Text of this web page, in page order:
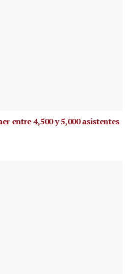
entre 4,500 y 5,000 asistentes